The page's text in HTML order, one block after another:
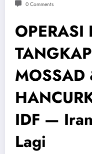
0 Comments
MOSSAD
IDF —
Lagi